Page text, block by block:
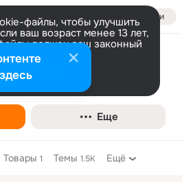
Войти
файлы, чтобы улучшить
ваш возраст менее 13 лет,
должен ваш законный
информации
Настроить
город
Еще
Товары 1 Темы 1.5K Ещё